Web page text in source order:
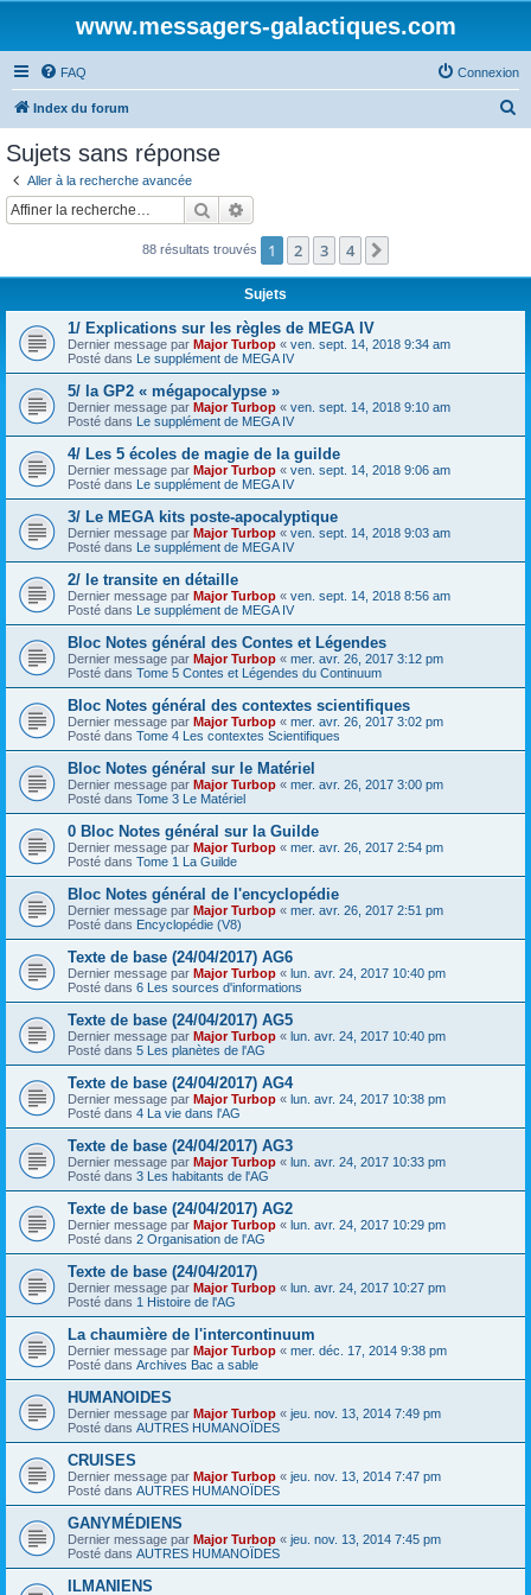
www.messagers-galactiques.com
FAQ Connexion
Index du forum
c
Sujets sans réponse
Aller à la recherche avancée
Rechercher
88 résultats trouvés 1 2 3 4
Sujets
1/ Explications sur les règles de MEGA IV
Dernier message par Major Turbop « ven. sept. 14, 2018 9:34 am
Posté dans Le supplément de MEGA IV
5/ la GP2 « mégapocalypse »
Dernier message par Major Turbop « ven. sept. 14, 2018 9:10 am
Posté dans Le supplément de MEGA IV
4/ Les 5 écoles de magie de la guilde
Dernier message par Major Turbop « ven. sept. 14, 2018 9:06 am
Posté dans Le supplément de MEGA IV
3/ Le MEGA kits poste-apocalyptique
Dernier message par Major Turbop « ven. sept. 14, 2018 9:03 am
Posté dans Le supplément de MEGA IV
2/ le transite en détaille
Dernier message par Major Turbop « ven. sept. 14, 2018 8:56 am
Posté dans Le supplément de MEGA IV
Bloc Notes général des Contes et Légendes
Dernier message par Major Turbop « mer. avr. 26, 2017 3:12 pm
Posté dans Tome 5 Contes et Légendes du Continuum
Bloc Notes général des contextes scientifiques
Dernier message par Major Turbop « mer. avr. 26, 2017 3:02 pm
Posté dans Tome 4 Les contextes Scientifiques
Bloc Notes général sur le Matériel
Dernier message par Major Turbop « mer. avr. 26, 2017 3:00 pm
Posté dans Tome 3 Le Matériel
0 Bloc Notes général sur la Guilde
Dernier message par Major Turbop « mer. avr. 26, 2017 2:54 pm
Posté dans Tome 1 La Guilde
Bloc Notes général de l'encyclopédie
Dernier message par Major Turbop « mer. avr. 26, 2017 2:51 pm
Posté dans Encyclopédie (V8)
Texte de base (24/04/2017) AG6
Dernier message par Major Turbop « lun. avr. 24, 2017 10:40 pm
Posté dans 6 Les sources d'informations
Texte de base (24/04/2017) AG5
Dernier message par Major Turbop « lun. avr. 24, 2017 10:40 pm
Posté dans 5 Les planètes de l'AG
Texte de base (24/04/2017) AG4
Dernier message par Major Turbop « lun. avr. 24, 2017 10:38 pm
Posté dans 4 La vie dans l'AG
Texte de base (24/04/2017) AG3
Dernier message par Major Turbop « lun. avr. 24, 2017 10:33 pm
Posté dans 3 Les habitants de l'AG
Texte de base (24/04/2017) AG2
Dernier message par Major Turbop « lun. avr. 24, 2017 10:29 pm
Posté dans 2 Organisation de l'AG
Texte de base (24/04/2017)
Dernier message par Major Turbop « lun. avr. 24, 2017 10:27 pm
Posté dans 1 Histoire de l'AG
La chaumière de l'intercontinuum
Dernier message par Major Turbop « mer. déc. 17, 2014 9:38 pm
Posté dans Archives Bac a sable
HUMANOIDES
Dernier message par Major Turbop « jeu. nov. 13, 2014 7:49 pm
Posté dans AUTRES HUMANOÏDES
CRUISES
Dernier message par Major Turbop « jeu. nov. 13, 2014 7:47 pm
Posté dans AUTRES HUMANOÏDES
GANYMÉDIENS
Dernier message par Major Turbop « jeu. nov. 13, 2014 7:45 pm
Posté dans AUTRES HUMANOÏDES
ILMANIENS